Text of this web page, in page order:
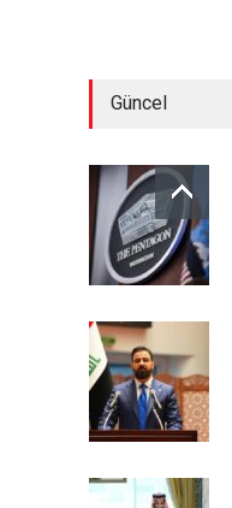
Güncel